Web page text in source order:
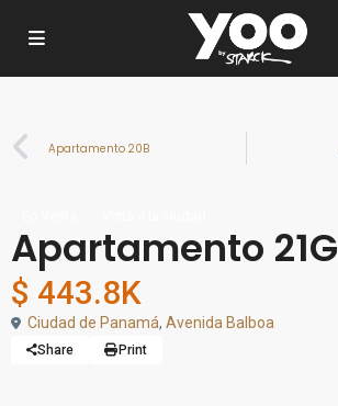
Apartamento 20B
Apartamento 21G
$ 443.8K
Ciudad de Panamá, Avenida Balboa
Share Print